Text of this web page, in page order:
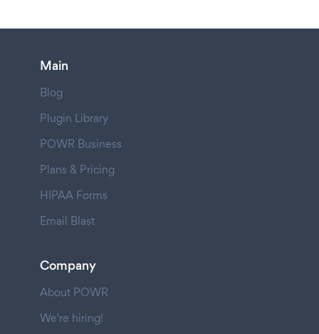
Main
Blog
Plugin Library
POWR Business
Plans & Pricing
HIPAA Forms
Email Blast
Company
About POWR
We're hiring!